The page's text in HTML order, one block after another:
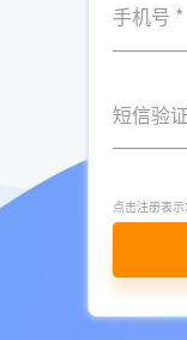
客户，赠送100元
二、技术工具赋能
传统渠道虽有效
度不足等痛点。客
能筛选技术，为
手机号 *
短信验
点击注册表